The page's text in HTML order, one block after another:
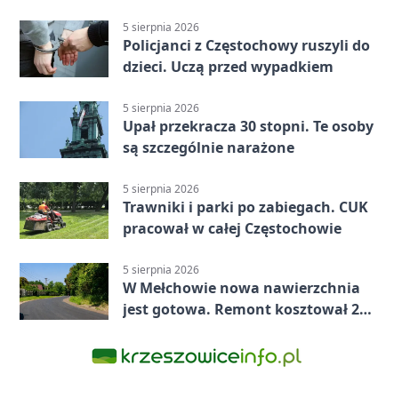
5 sierpnia 2026
Policjanci z Częstochowy ruszyli do
dzieci. Uczą przed wypadkiem
5 sierpnia 2026
Upał przekracza 30 stopni. Te osoby
są szczególnie narażone
5 sierpnia 2026
Trawniki i parki po zabiegach. CUK
pracował w całej Częstochowie
5 sierpnia 2026
W Mełchowie nowa nawierzchnia
jest gotowa. Remont kosztował 222